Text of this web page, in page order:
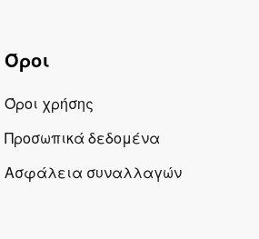
Όροι
Όροι χρήσης
Προσωπικά δεδομένα
Ασφάλεια συναλλαγών